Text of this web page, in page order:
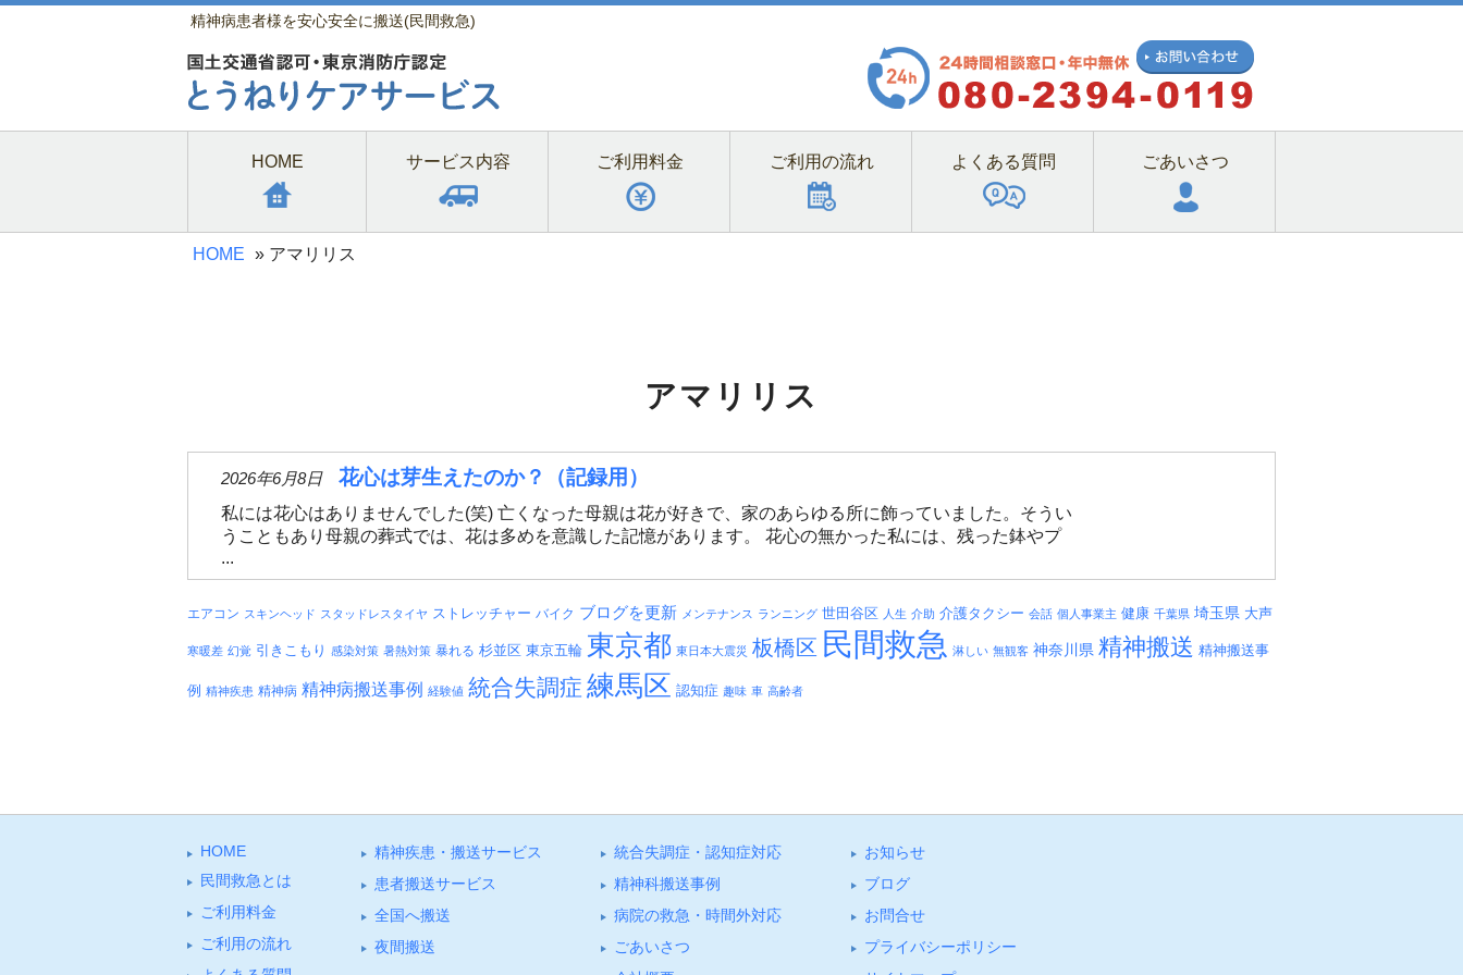
精神病患者様を安心安全に搬送(民間救急)
HOME サービス内容 ご利用料金 ご利用の流れ よくある質問 ごあいさつ
HOME » アマリリス
アマリリス
2026年6月8日 花心は芽生えたのか？（記録用）
私には花心はありませんでした(笑) 亡くなった母親は花が好きで、家のあらゆる所に飾っていました。そうい
うこともあり母親の葬式では、花は多めを意識した記憶があります。 花心の無かった私には、残った鉢やプ
...
エアコン スキンヘッド スタッドレスタイヤ ストレッチャー バイク ブログを更新 メンテナンス ランニング 世田谷区 人生 介助 介護タクシー 会話 個人事業主 健康 千葉県 埼玉県 大声
寒暖差 幻覚 引きこもり 感染対策 暑熱対策 暴れる 杉並区 東京五輪 東京都 東日本大震災 板橋区 民間救急 淋しい 無観客 神奈川県 精神搬送 精神搬送事
例 精神疾患 精神病 精神病搬送事例 経験値 統合失調症 練馬区 認知症 趣味 車 高齢者
HOME
⺠間救急とは
ご利⽤料⾦
ご利⽤の流れ
精神疾患・搬送サービス
患者搬送サービス
全国へ搬送
夜間搬送
統合失調症・認知症対応
精神科搬送事例
病院の救急・時間外対応
ごあいさつ
お知らせ
ブログ
お問合せ
プライバシーポリシー